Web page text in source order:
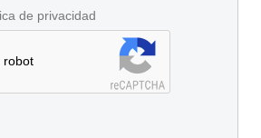
de privacidad
robot